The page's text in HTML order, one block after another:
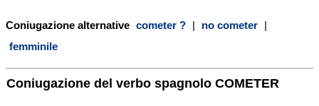
Coniugazione alternative cometer ? | no cometer |
femminile
Coniugazione del verbo spagnolo COMETER